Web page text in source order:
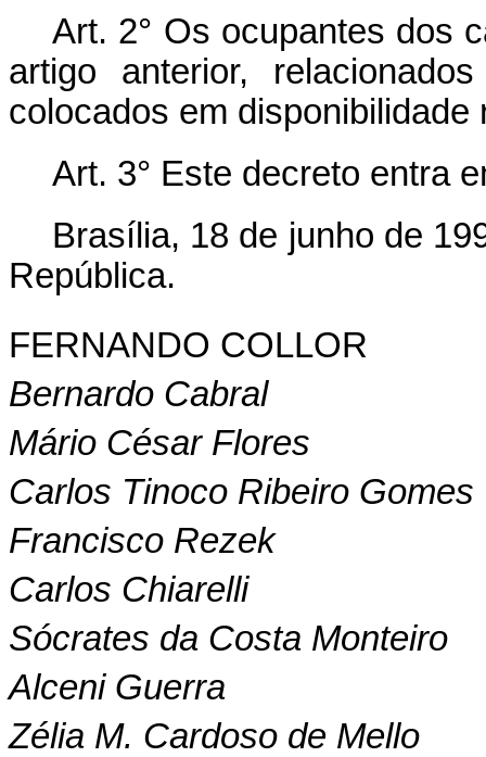
Art. 2° Os ocupantes dos
artigo anterior,
colocados em disponibilidade
Art. 3° Este decreto entra
Brasília, 18 de junho de
República.
FERNANDO COLLOR
Bernardo Cabral
Mário César Flores
Carlos Tinoco Ribeiro Gomes
Francisco Rezek
Carlos Chiarelli
Sócrates da Costa Monteiro
Alceni Guerra
Zélia M. Cardoso de Mello